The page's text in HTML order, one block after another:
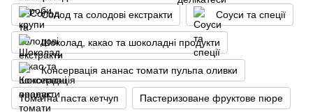
Солод та солодові екстракти Соуси та спеції
Шоколад, какао та шоколадні продукти
Консервація ананас томати пульпа оливки
Томатна паста кетчуп Пастеризоване фруктове пюре